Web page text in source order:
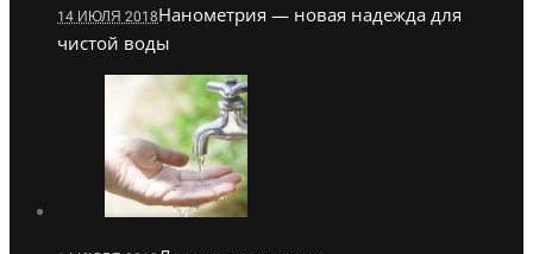
14 ИЮЛЯ 2018Нанометрия — новая надежда для
чистой воды